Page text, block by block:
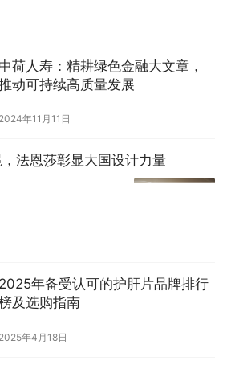
中荷人寿：精耕绿色金融大文章，
动可持续高质量发展
2024年11月11日
法恩莎彰显大国设计力量
2025年备受认可的护肝片品牌排行
及选购指南
2025年4月18日